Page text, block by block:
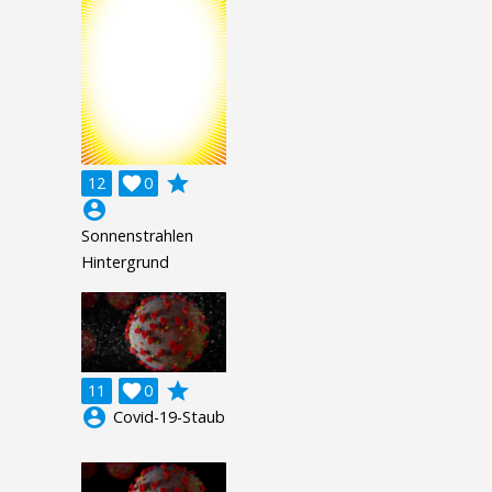
12 0

grade
account_circle
Sonnenstrahlen
Hintergrund
11 0

grade
account_circle Covid-19-Staub